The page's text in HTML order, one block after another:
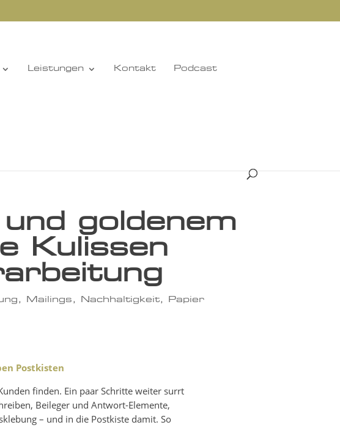
Leistungen Kontakt Podcast
goldenem
Kulissen
, Mailings , Nachhaltigkeit, Papier
Postkisten
finden. Ein paar Schritte weiter surrt
Beileger und Antwort-Elemente,
– und in die Postkiste damit. So